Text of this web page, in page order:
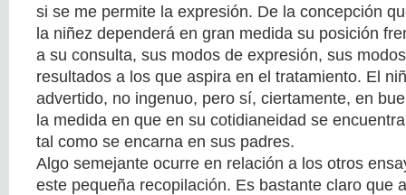
si se me permite la expresión. De la concepción
la niñez dependerá en gran medida su posición
a su consulta, sus modos de expresión, sus
resultados a los que aspira en el tratamiento. El
advertido, no ingenuo, pero sí, ciertamente, en
la medida en que en su cotidianeidad se
tal como se encarna en sus padres.
Algo semejante ocurre en relación a los otros
este pequeña recopilación. Es bastante claro que